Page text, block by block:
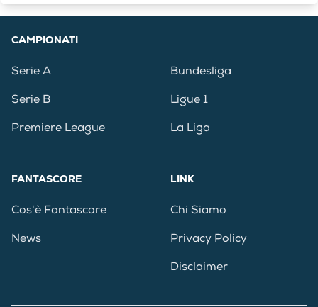
CAMPIONATI
Serie A
Serie B
Premiere League
Bundesliga
Ligue 1
La Liga
FANTASCORE
Cos'è Fantascore
News
LINK
Chi Siamo
Privacy Policy
Disclaimer